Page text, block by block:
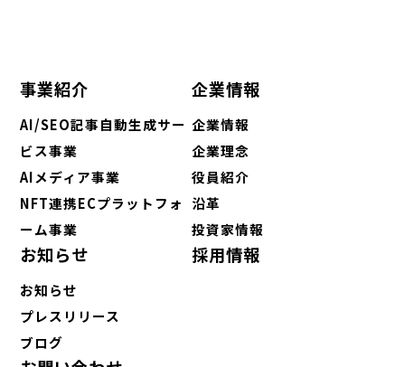
事業紹介
AI/SEO記事自動生成サー
ビス事業
AIメディア事業
NFT連携ECプラットフォ
ーム事業
企業情報
企業情報
企業理念
役員紹介
沿革
投資家情報
お知らせ
お知らせ
プレスリリース
ブログ
採用情報